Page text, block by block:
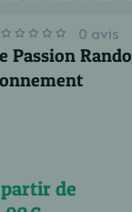
0 avis
Passion Rando
de